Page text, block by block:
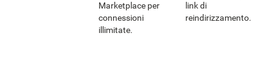
Marketplace per
connessioni
illimitate.
link di
reindirizzamento.